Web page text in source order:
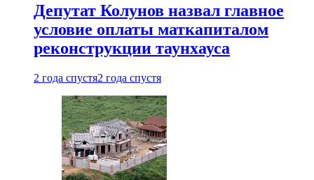
Депутат Колунов назвал главное
условие оплаты маткапиталом
реконструкции таунхауса
2 года спустя2 года спустя